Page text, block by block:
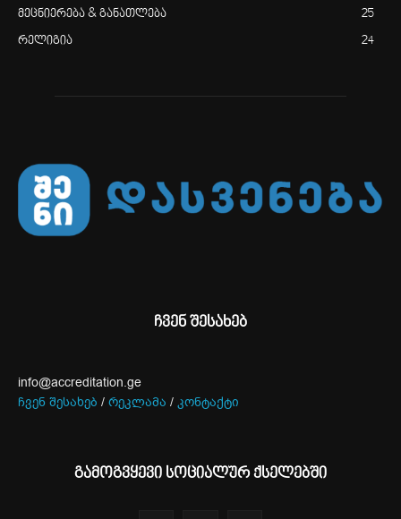
მეცნიერება & განათლება 25
რელიგია 24
ჩვენ შესახებ
info@accreditation.ge
ჩვენ შესახებ / რეკლამა / კონტაქტი
გამოგვყევი სოციალურ ქსელებში